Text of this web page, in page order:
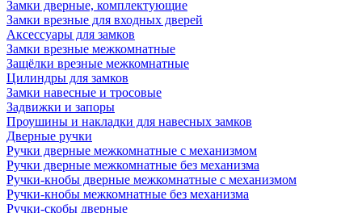
Замки дверные, комплектующие
Замки врезные для входных дверей
Аксессуары для замков
Замки врезные межкомнатные
Защёлки врезные межкомнатные
Цилиндры для замков
Замки навесные и тросовые
Задвижки и запоры
Проушины и накладки для навесных замков
Дверные ручки
Ручки дверные межкомнатные с механизмом
Ручки дверные межкомнатные без механизма
Ручки-кнобы дверные межкомнатные с механизмом
Ручки-кнобы межкомнатные без механизма
Ручки-скобы дверные